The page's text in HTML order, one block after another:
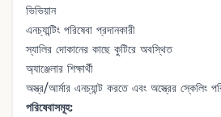
ভিভিয়ান
এনচ্যান্টিং পরিষেবা প্রদানকারী
স্যালির দোকানের কাছে কুটিরে অবস্থিত
অ্যাঞ্জেলার শিক্ষার্থী
অস্ত্র/আর্মার এনচ্যান্ট করতে এবং অস্ত্রের স্কেলিং
পরিষেবাসমূহ: